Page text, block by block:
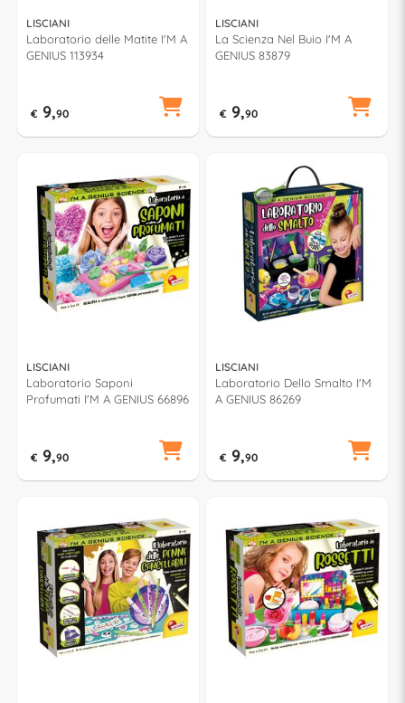
LISCIANI
Laboratorio delle Matite I'M A
GENIUS 113934
€ 9,90
LISCIANI
La Scienza Nel Buio I'M A
GENIUS 83879
€ 9,90
LISCIANI
Laboratorio Saponi
Profumati I'M A GENIUS 66896
€ 9,90
LISCIANI
Laboratorio Dello Smalto I'M
A GENIUS 86269
€ 9,90